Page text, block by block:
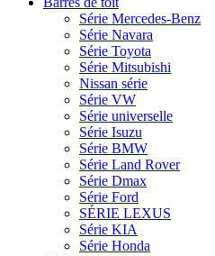
Série Mercedes-Benz
Série Navara
Série Toyota
Série Mitsubishi
Nissan série
Série VW
Série universelle
Série Isuzu
Série BMW
Série Land Rover
Série Dmax
Série Ford
SÉRIE LEXUS
Série KIA
Série Honda